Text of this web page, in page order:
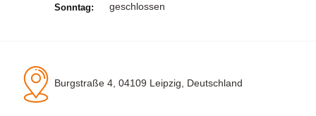
Sonntag: geschlossen
Burgstraße 4, 04109 Leipzig, Deutschland